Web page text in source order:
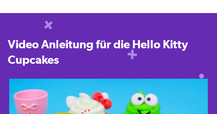
Video Anleitung für die Hello Kitty
Cupcakes